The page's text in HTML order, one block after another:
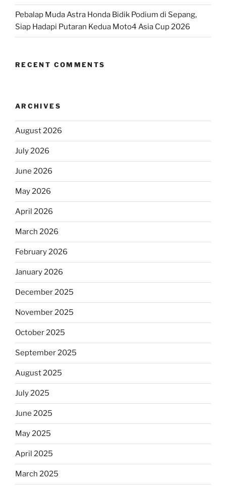
Pebalap Muda Astra Honda Bidik Podium di Sepang,
Siap Hadapi Putaran Kedua Moto4 Asia Cup 2026
RECENT COMMENTS
ARCHIVES
August 2026
July 2026
June 2026
May 2026
April 2026
March 2026
February 2026
January 2026
December 2025
November 2025
October 2025
September 2025
August 2025
July 2025
June 2025
May 2025
April 2025
March 2025